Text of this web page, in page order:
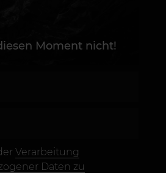
Moment nicht!
Verarbeitung
Daten zu